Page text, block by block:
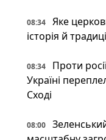
08:34
Яке
історія й
08:34
Проти
Україні
Сході
08:00